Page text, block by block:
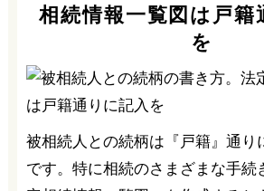
相続情報一覧図は戸籍
を
被相続人との続柄は『戸籍』通り
です。特に相続のさまざまな手続